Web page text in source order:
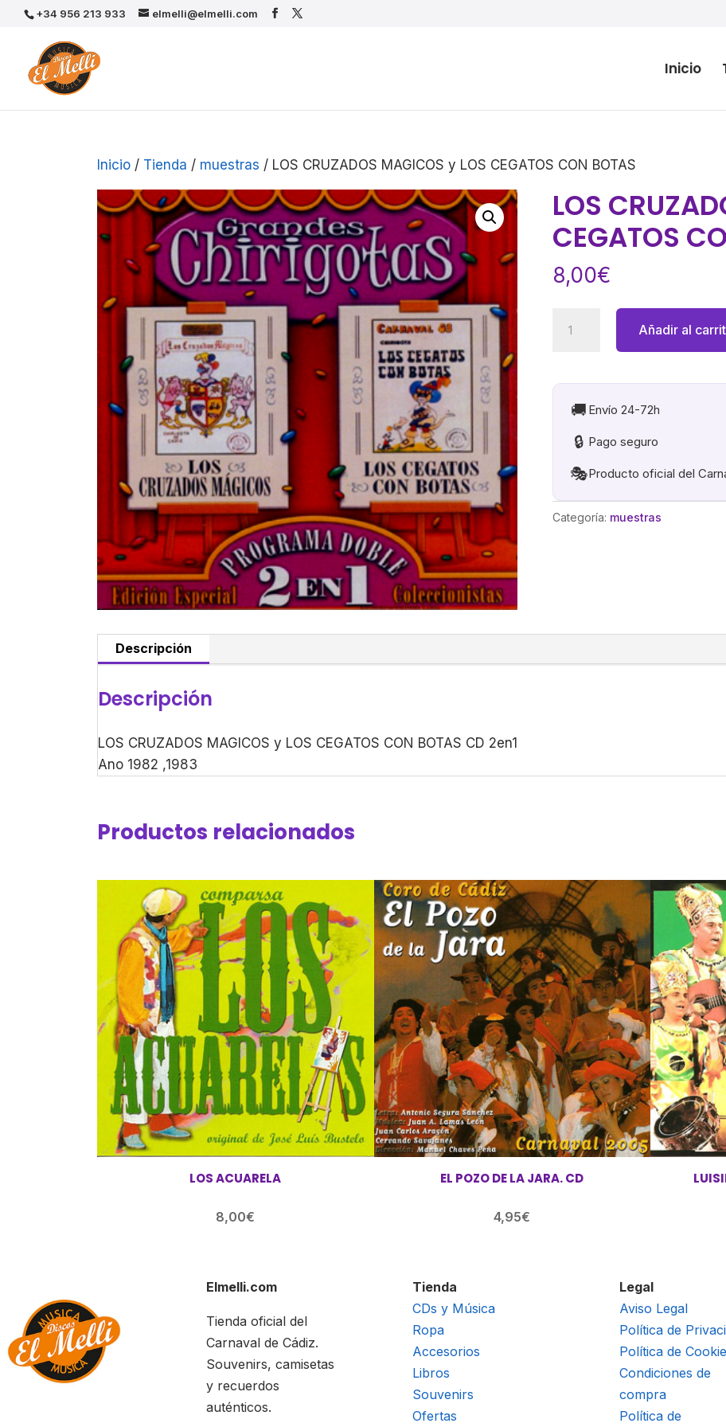
+34 956 213 933 elmelli@elmelli.com
Inicio
Inicio / Tienda / muestras / LOS CRUZADOS MAGICOS y LOS CEGATOS CON BOTAS
LOS
CEGATOS
8,00€
CRUZADOS
y
LOS
CON
BOTAS
Añadir al
🚚 Envío 24-72h
🔒 Pago seguro
🎭Producto oficial del
Categoría: muestras
Descripción
Descripción
LOS CRUZADOS MAGICOS y LOS CEGATOS CON BOTAS CD 2en1
Ano 1982 ,1983
Productos relacionados
LOS ACUARELA
8,00€
EL POZO DE LA JARA. CD
4,95€
Elmelli.com
Tienda oficial del
Carnaval de Cádiz.
Souvenirs, camisetas
y recuerdos
auténticos.
Tienda
CDs y Música
Ropa
Accesorios
Libros
Souvenirs
Ofertas
Legal
Aviso Legal
Política de
Política de
Condiciones de
compra
Política de